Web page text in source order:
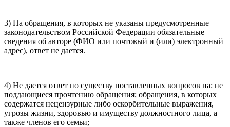
покупаю билет(-ы) для лиц, соответсвующих возрастной
категории мероприятия.
Подтвердить
3) На обращения, в которых не указаны предусмотренные
законодательством Российской Федерации обязательные
сведения об авторе (ФИО или почтовый и (или) электронный
адрес), ответ не дается.
4) Не дается ответ по существу поставленных вопросов на: не
поддающиеся прочтению обращения; обращения, в которых
содержатся нецензурные либо оскорбительные выражения,
угрозы жизни, здоровью и имуществу должностного лица, а
также членов его семьи;